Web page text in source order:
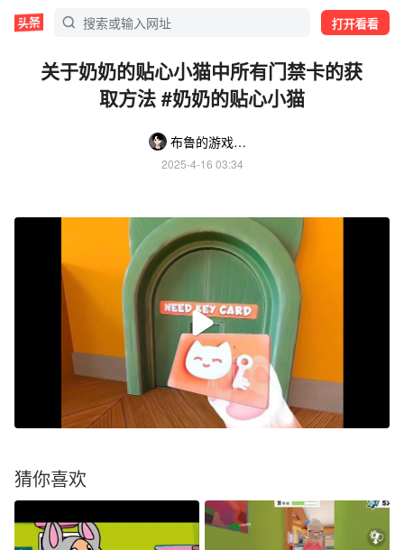
打开看看
关于奶奶的贴心小猫中所有门禁卡的获
取方法 #奶奶的贴心小猫
布鲁的游戏日常
2025-4-16 03:34
猜你喜欢